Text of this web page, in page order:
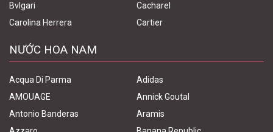
Bvlgari
Cacharel
Carolina Herrera
Cartier
NƯỚC HOA NAM
Acqua Di Parma
Adidas
AMOUAGE
Annick Goutal
Antonio Banderas
Aramis